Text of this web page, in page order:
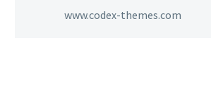
www.codex-themes.com